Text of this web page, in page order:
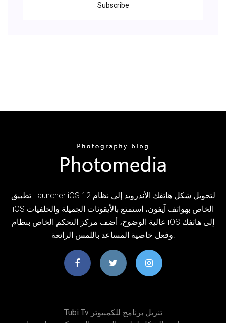
Subscribe
تطبيق Launcher iOS 12 لتحويل شكل هاتفك الأندرويد إلى نظام
iOS الخاص بهواتف آيفون، استمتع بالأيقونات الجميلة والخلفيات
عالية الوضوح، أضف مركز التحكم الخاص بنظام iOS إلى هاتفك
Tubi Tv تنزيل برنامج للكمبيوتر